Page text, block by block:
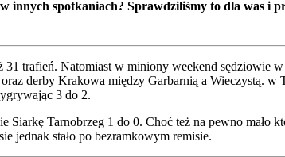
w innych spotkaniach? Sprawdziliśmy to dla was i
trafień. Natomiast w miniony weekend sędziowie
derby Krakowa między Garbarnią a Wieczystą. w
3 do 2.
Tarnobrzeg 1 do 0. Choć też na pewno mało
jednak stało po bezramkowym remisie.